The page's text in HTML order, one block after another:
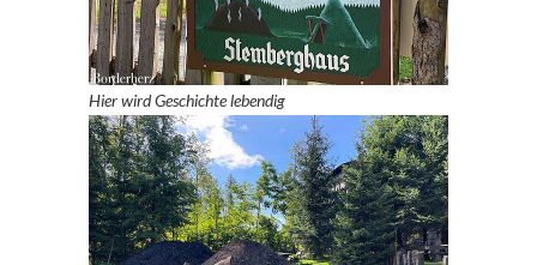
Hier wird Geschichte lebendig